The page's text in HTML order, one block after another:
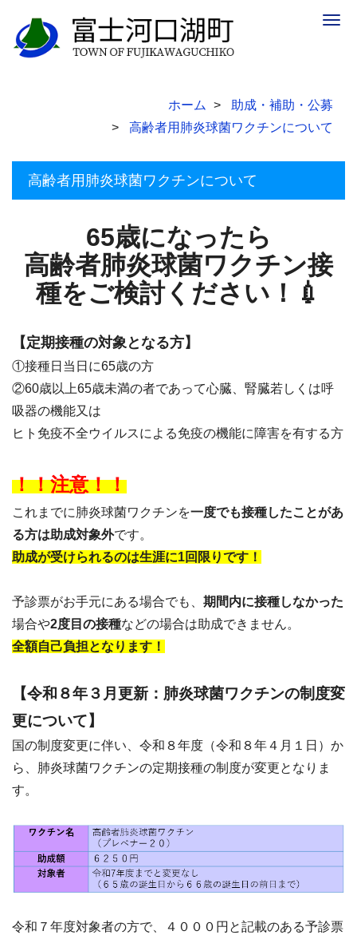
ホーム
助成・補助・公募
高齢者用肺炎球菌ワクチンについて
高齢者用肺炎球菌ワクチンについて
65歳になったら
高齢者肺炎球菌ワクチン接
種をご検討ください！💉
【定期接種の対象となる方】
①接種日当日に65歳の方
②60歳以上65歳未満の者であって心臓、腎臓若しくは呼
吸器の機能又は
ヒト免疫不全ウイルスによる免疫の機能に障害を有する方
！！注意！！
これまでに肺炎球菌ワクチンを一度でも接種したことがあ
る方は助成対象外です。
助成が受けられるのは生涯に1回限りです！
予診票がお手元にある場合でも、 期間内に接種しなかった
場合や2度目の接種などの場合は助成できません。
全額自己負担となります！
【令和８年３月更新：肺炎球菌ワクチンの制度変
更について】
国の制度変更に伴い、令和８年度（令和８年４月１日）か
ら、肺炎球菌ワクチンの定期接種の制度が変更となりま
す。
令和７年度対象者の方で、４０００円と記載のある予診票